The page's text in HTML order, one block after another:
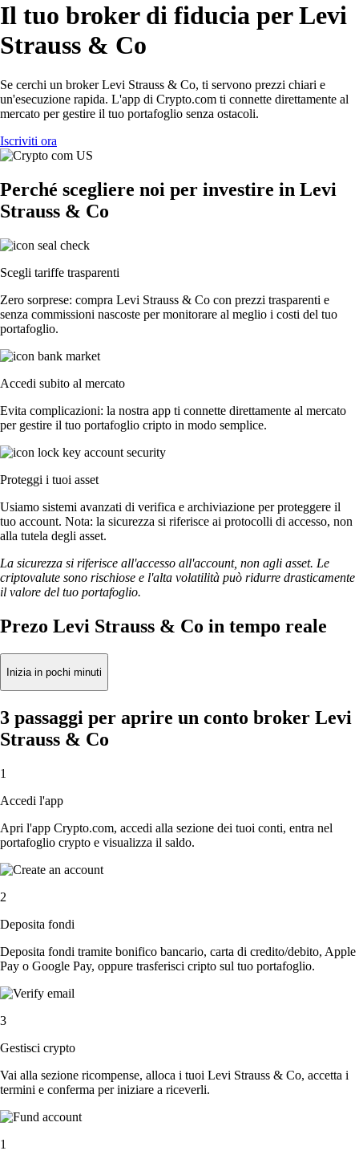
Il tuo broker di fiducia per Levi
Strauss & Co
Se cerchi un broker Levi Strauss & Co, ti servono prezzi chiari e
un'esecuzione rapida. L'app di Crypto.com ti connette direttamente al
mercato per gestire il tuo portafoglio senza ostacoli.
Iscriviti ora
Perché scegliere noi per investire in Levi
Strauss & Co
Scegli tariffe trasparenti
Zero sorprese: compra Levi Strauss & Co con prezzi trasparenti e
senza commissioni nascoste per monitorare al meglio i costi del tuo
portafoglio.
Accedi subito al mercato
Evita complicazioni: la nostra app ti connette direttamente al mercato
per gestire il tuo portafoglio cripto in modo semplice.
Proteggi i tuoi asset
Usiamo sistemi avanzati di verifica e archiviazione per proteggere il
tuo account. Nota: la sicurezza si riferisce ai protocolli di accesso, non
alla tutela degli asset.
La sicurezza si riferisce all'accesso all'account, non agli asset. Le
criptovalute sono rischiose e l'alta volatilità può ridurre drasticamente
il valore del tuo portafoglio.
Prezo Levi Strauss & Co in tempo reale
Inizia in pochi minuti
3 passaggi per aprire un conto broker Levi
Strauss & Co
1
Accedi l'app
Apri l'app Crypto.com, accedi alla sezione dei tuoi conti, entra nel
portafoglio crypto e visualizza il saldo.
2
Deposita fondi
Deposita fondi tramite bonifico bancario, carta di credito/debito, Apple
Pay o Google Pay, oppure trasferisci cripto sul tuo portafoglio.
3
Gestisci crypto
Vai alla sezione ricompense, alloca i tuoi Levi Strauss & Co, accetta i
termini e conferma per iniziare a riceverli.
1